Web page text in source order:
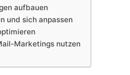
aufbauen
und sich anpassen
Marketings nutzen